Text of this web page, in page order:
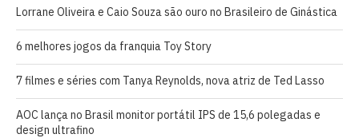
Lorrane Oliveira e Caio Souza são ouro no Brasileiro de Ginástica
6 melhores jogos da franquia Toy Story
7 filmes e séries com Tanya Reynolds, nova atriz de Ted Lasso
AOC lança no Brasil monitor portátil IPS de 15,6 polegadas e
design ultrafino